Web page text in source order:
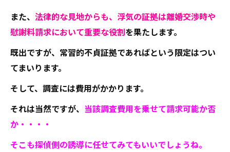
また、 法律的な見地からも、浮気の証拠は離婚交渉時や
慰謝料請求において重要な役割を果たします。
既出ですが、常習的不貞証拠であればという限定はつい
てまいります。
そして、調査には費用がかかります。
それは当然ですが、 当該調査費用を乗せて請求可能か否
か・・・・
そこも探偵側の誘導に任せてみてもいいでしょうね。